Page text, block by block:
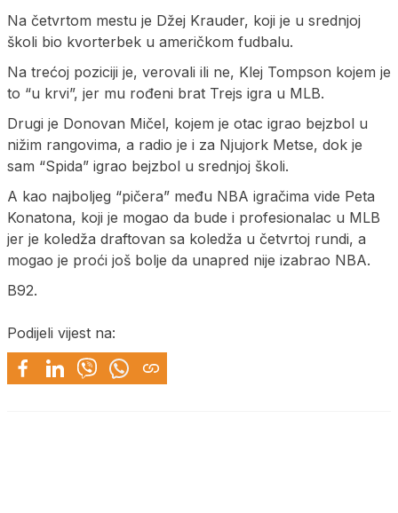
Na četvrtom mestu je Džej Krauder, koji je u srednjoj
školi bio kvorterbek u američkom fudbalu.
Na trećoj poziciji je, verovali ili ne, Klej Tompson kojem je
to “u krvi”, jer mu rođeni brat Trejs igra u MLB.
Drugi je Donovan Mičel, kojem je otac igrao bejzbol u
nižim rangovima, a radio je i za Njujork Metse, dok je
sam “Spida” igrao bejzbol u srednjoj školi.
A kao najboljeg “pičera” među NBA igračima vide Peta
Konatona, koji je mogao da bude i profesionalac u MLB
jer je koledža draftovan sa koledža u četvrtoj rundi, a
mogao je proći još bolje da unapred nije izabrao NBA.
B92.
Podijeli vijest na: